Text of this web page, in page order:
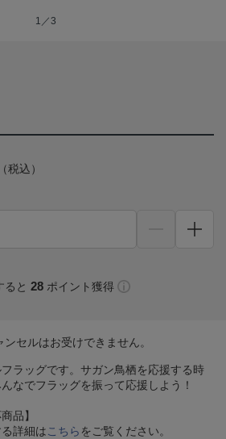
1／3
（税込）
ると 28 ポイント獲得
セルはお受けできません。
ラッグです。サガン鳥栖を応援する時
なでフラッグを振って応援しよう！
品】
詳細は こちら をご覧ください。